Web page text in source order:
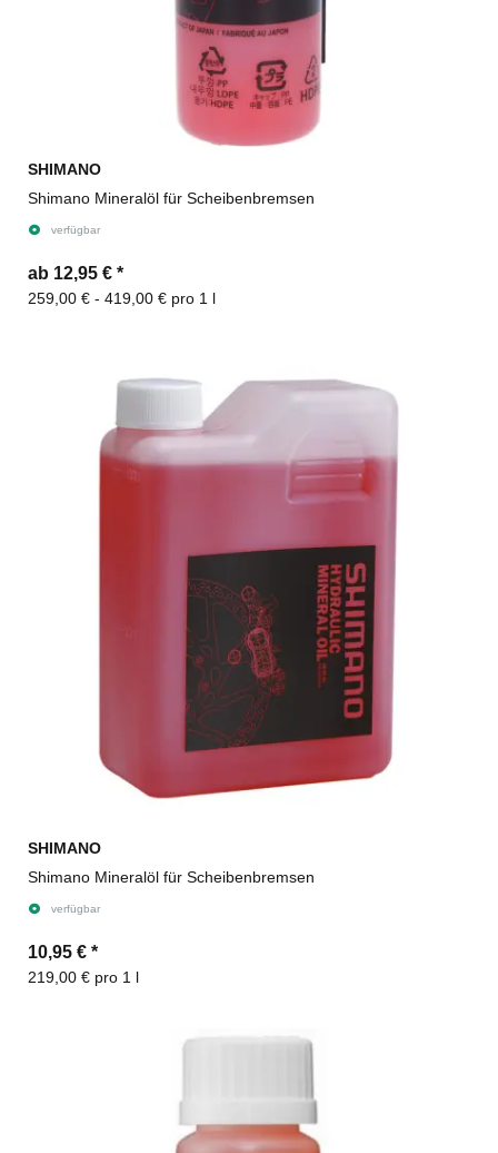
SHIMANO
Shimano Mineralöl für Scheibenbremsen
verfügbar
ab 12,95 € *
259,00 € - 419,00 € pro 1 l
SHIMANO
Shimano Mineralöl für Scheibenbremsen
verfügbar
10,95 € *
219,00 € pro 1 l